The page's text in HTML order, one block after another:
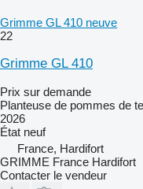
Grimme GL 410 neuve
22
Grimme GL 410
Prix sur demande
Planteuse de pommes de
2026
État neuf
France, Hardifort
GRIMME France Hardifort
Contacter le vendeur